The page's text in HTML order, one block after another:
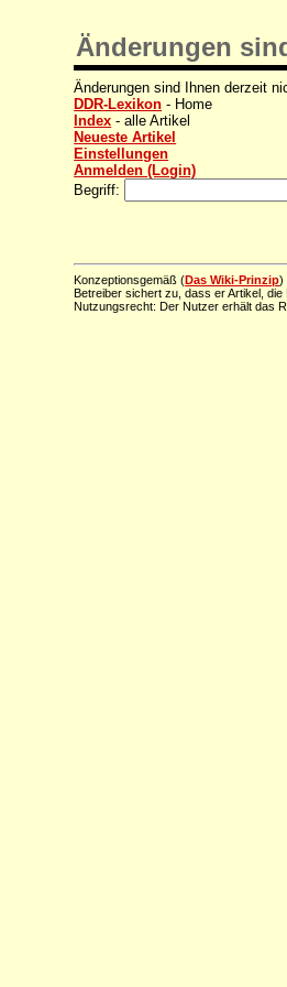
Änderungen
Änderungen sind Ihnen derzeit
DDR-Lexikon - Home
Index - alle Artikel
Neueste Artikel
Einstellungen
Anmelden (Login)
Begriff:
Konzeptionsgemäß (Das Wiki-Prinzip)
Betreiber sichert zu, dass er Artikel,
Nutzungsrecht: Der Nutzer erhält das